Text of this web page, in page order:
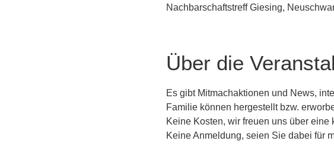
Nachbarschaftstreff Giesing,
Über die
Es gibt Mitmachaktionen und News,
Familie können hergestellt bzw.
Keine Kosten, wir freuen uns über eine
Keine Anmeldung, seien Sie dabei für